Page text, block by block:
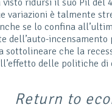
visto ridursi il suo Pil
variazioni è talmente
se lo confina
dell’auto-
sottolineare che la
delle politiche
Return to